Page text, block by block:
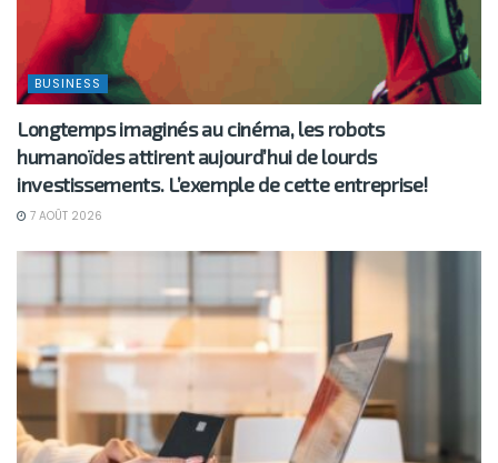
BUSINESS
Longtemps imaginés au cinéma, les robots
humanoïdes attirent aujourd’hui de lourds
investissements. L’exemple de cette entreprise!
7 AOÛT 2026